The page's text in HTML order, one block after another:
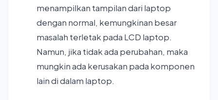
menampilkan tampilan dari laptop
dengan normal, kemungkinan besar
masalah terletak pada LCD laptop.
Namun, jika tidak ada perubahan, maka
mungkin ada kerusakan pada komponen
lain di dalam laptop.